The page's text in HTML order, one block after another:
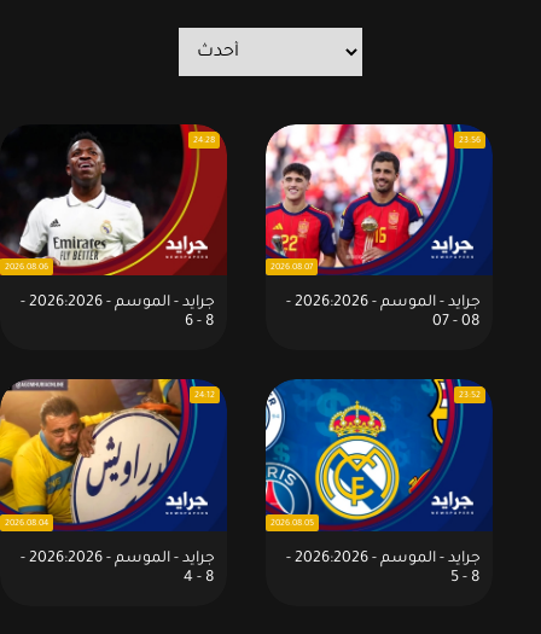
جرايد - الموسم - 2026:2026 -
23:56
2026.08.07
جرايد - الموسم - 2026:2026 -
24:28
2026.08.06
جرايد - الموسم - 2026:2026 -
23:52
2026.08.05
جرايد - الموسم - 2026:2026 -
24:12
2026.08.04